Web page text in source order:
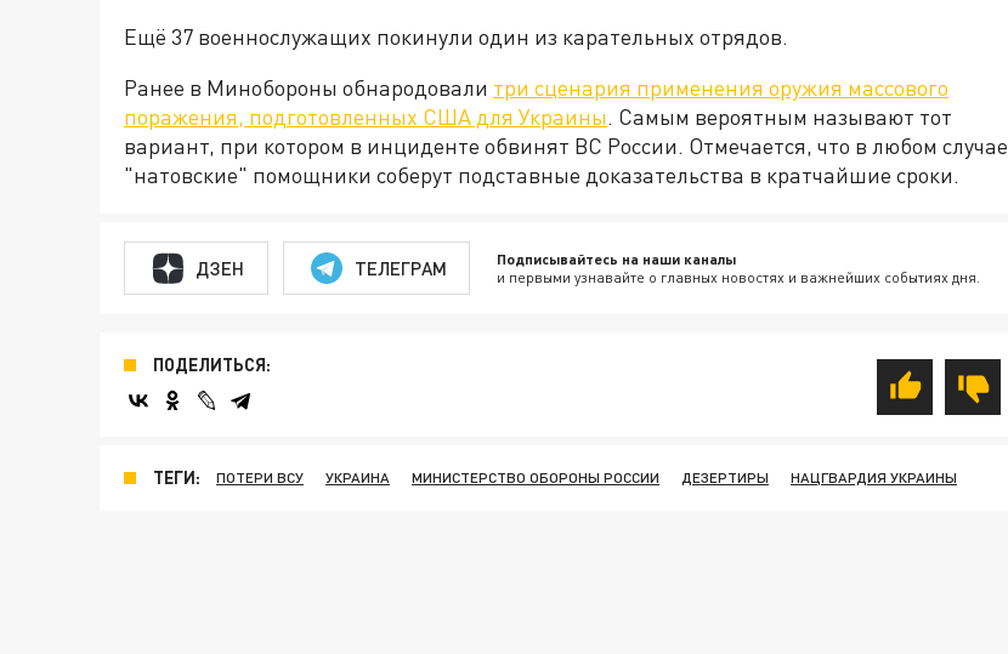
Ещё 37 военнослужащих покинули один из карательных отрядов.
Ранее в Минобороны обнародовали три сценария применения оружия массового
поражения, подготовленных США для Украины. Самым вероятным называют тот
вариант, при котором в инциденте обвинят ВС России. Отмечается, что в любом случае
"натовские" помощники соберут подставные доказательства в кратчайшие сроки.
ДЗЕН ТЕЛЕГРАМ Подписывайтесь на наши каналы
и первыми узнавайте о главных новостях и важнейших событиях дня.
ПОДЕЛИТЬСЯ:
ТЕГИ: ПОТЕРИ ВСУ УКРАИНА МИНИСТЕРСТВО ОБОРОНЫ РОССИИ ДЕЗЕРТИРЫ НАЦГВАРДИЯ УКРАИНЫ